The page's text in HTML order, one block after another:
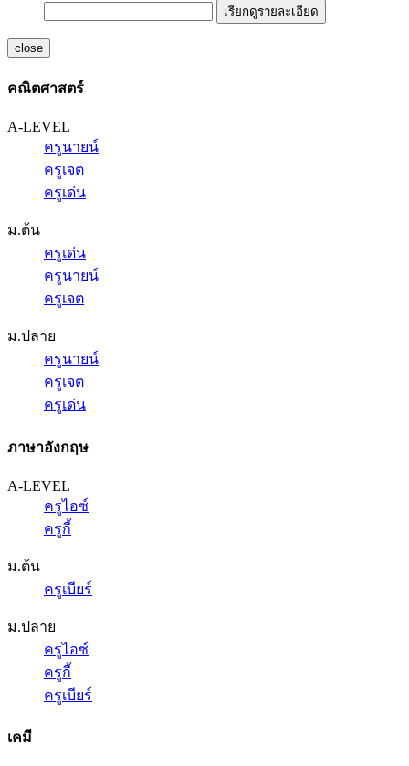
เรียกดูรายละเอียด
close
คณิตศาสตร์
A-LEVEL
ครูนายน์
ครูเจต
ครูเด่น
ม.ต้น
ครูเด่น
ครูนายน์
ครูเจต
ม.ปลาย
ครูนายน์
ครูเจต
ครูเด่น
ภาษาอังกฤษ
A-LEVEL
ครูไอซ์
ครูกี้
ม.ต้น
ครูเบียร์
ม.ปลาย
ครูไอซ์
ครูกี้
ครูเบียร์
เคมี